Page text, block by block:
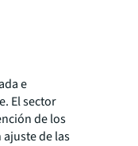
e
El sector
de los
de las